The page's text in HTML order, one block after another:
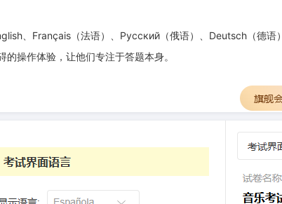
、Français（法语）、Русский（俄语）、Deutsch（德
操作体验，让他们专注于答题本身。